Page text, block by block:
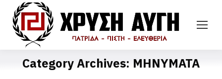
Category Archives: ΜΗΝΥΜΑΤΑ